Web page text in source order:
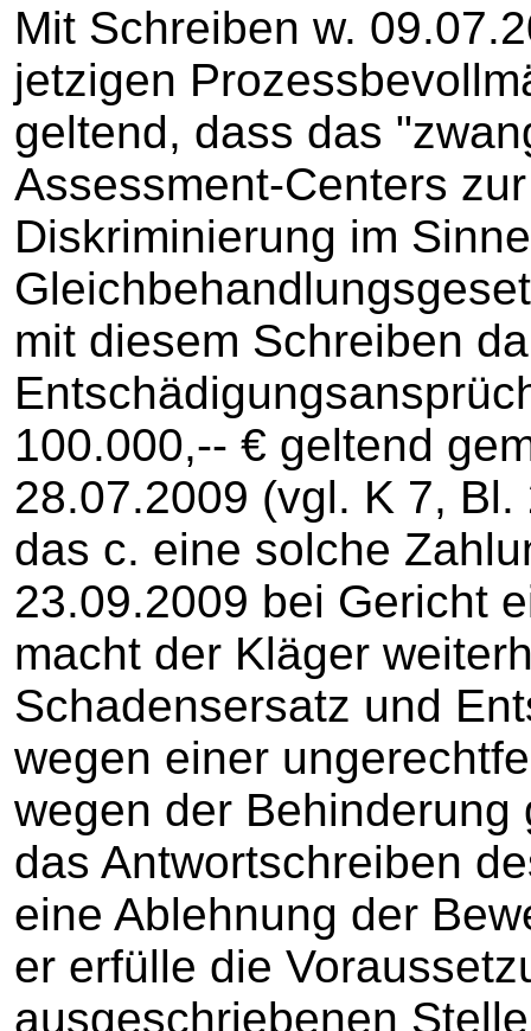
Mit Schreiben w.
jetzigen
geltend, dass das
Assessment-Centers
Diskriminierung im
mit diesem Schreiben
100.000,-- € geltend
28.07.2009 (vgl. K 7,
das c. eine solche
23.09.2009 bei Gericht
macht der Kläger
Schadensersatz und
wegen einer
wegen der
das Antwortschreiben
eine Ablehnung der
er erfülle die
ausgeschriebenen